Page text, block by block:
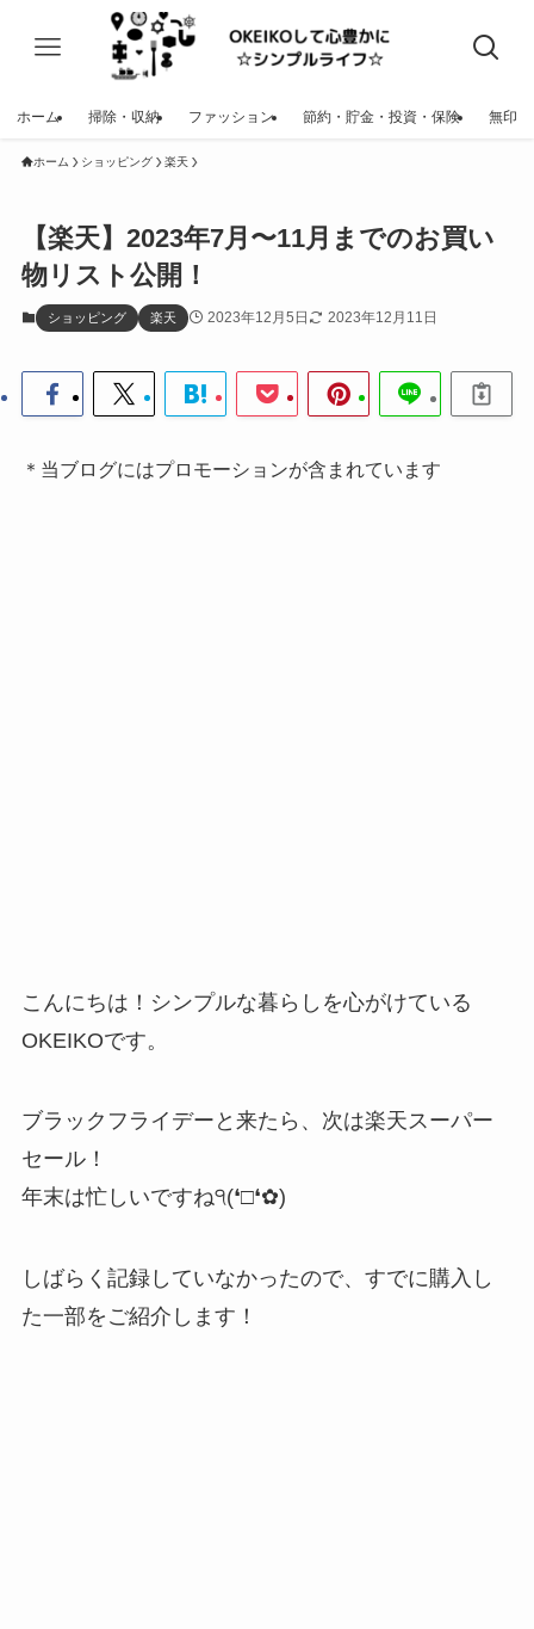
ホーム 掃除・収納 ファッション 節約・貯金・投資・保険 無印
ホーム ショッピング 楽天
【楽天】2023年7月〜11月までのお買い
物リスト公開！
ショッピング 楽天 2023年12月5日 2023年12月11日
＊当ブログにはプロモーションが含まれています
こんにちは！シンプルな暮らしを心がけている
OKEIKOです。
ブラックフライデーと来たら、次は楽天スーパー
セール！
年末は忙しいですね੧(❛□❛✿)
しばらく記録していなかったので、すでに購入し
た一部をご紹介します！